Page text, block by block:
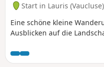
Start in Lauris (Vaucluse)
Eine schöne kleine
Ausblicken auf die